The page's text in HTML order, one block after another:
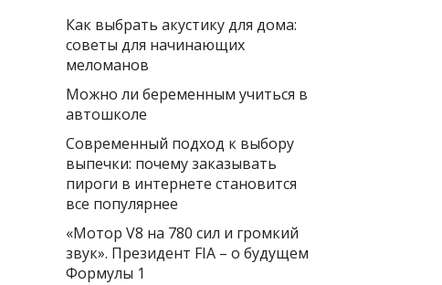
Как выбрать акустику для дома:
советы для начинающих
меломанов
Можно ли беременным учиться в
автошколе
Современный подход к выбору
выпечки: почему заказывать
пироги в интернете становится
все популярнее
«Мотор V8 на 780 сил и громкий
звук». Президент FIA – о будущем
Формулы 1